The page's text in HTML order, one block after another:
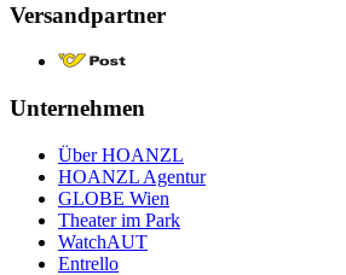
Versandpartner
Unternehmen
Über HOANZL
HOANZL Agentur
GLOBE Wien
Theater im Park
WatchAUT
Entrello